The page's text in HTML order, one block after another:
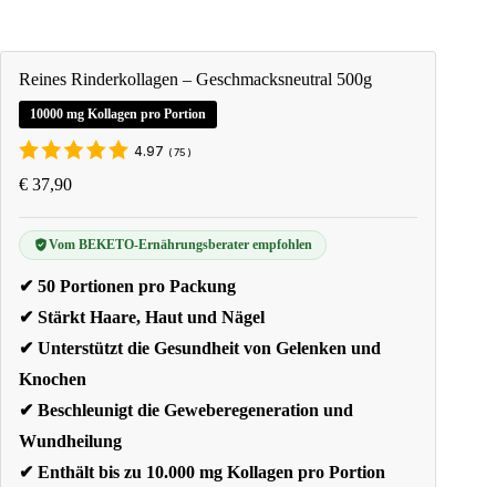
Reines Rinderkollagen – Geschmacksneutral 500g
10000 mg Kollagen pro Portion
4.97 ( 75 )
€ 37,90
Vom BEKETO-Ernährungsberater empfohlen
✔ 50 Portionen pro Packung
✔ Stärkt Haare, Haut und Nägel
✔ Unterstützt die Gesundheit von Gelenken und
Knochen
✔ Beschleunigt die Geweberegeneration und
Wundheilung
✔ Enthält bis zu 10.000 mg Kollagen pro Portion